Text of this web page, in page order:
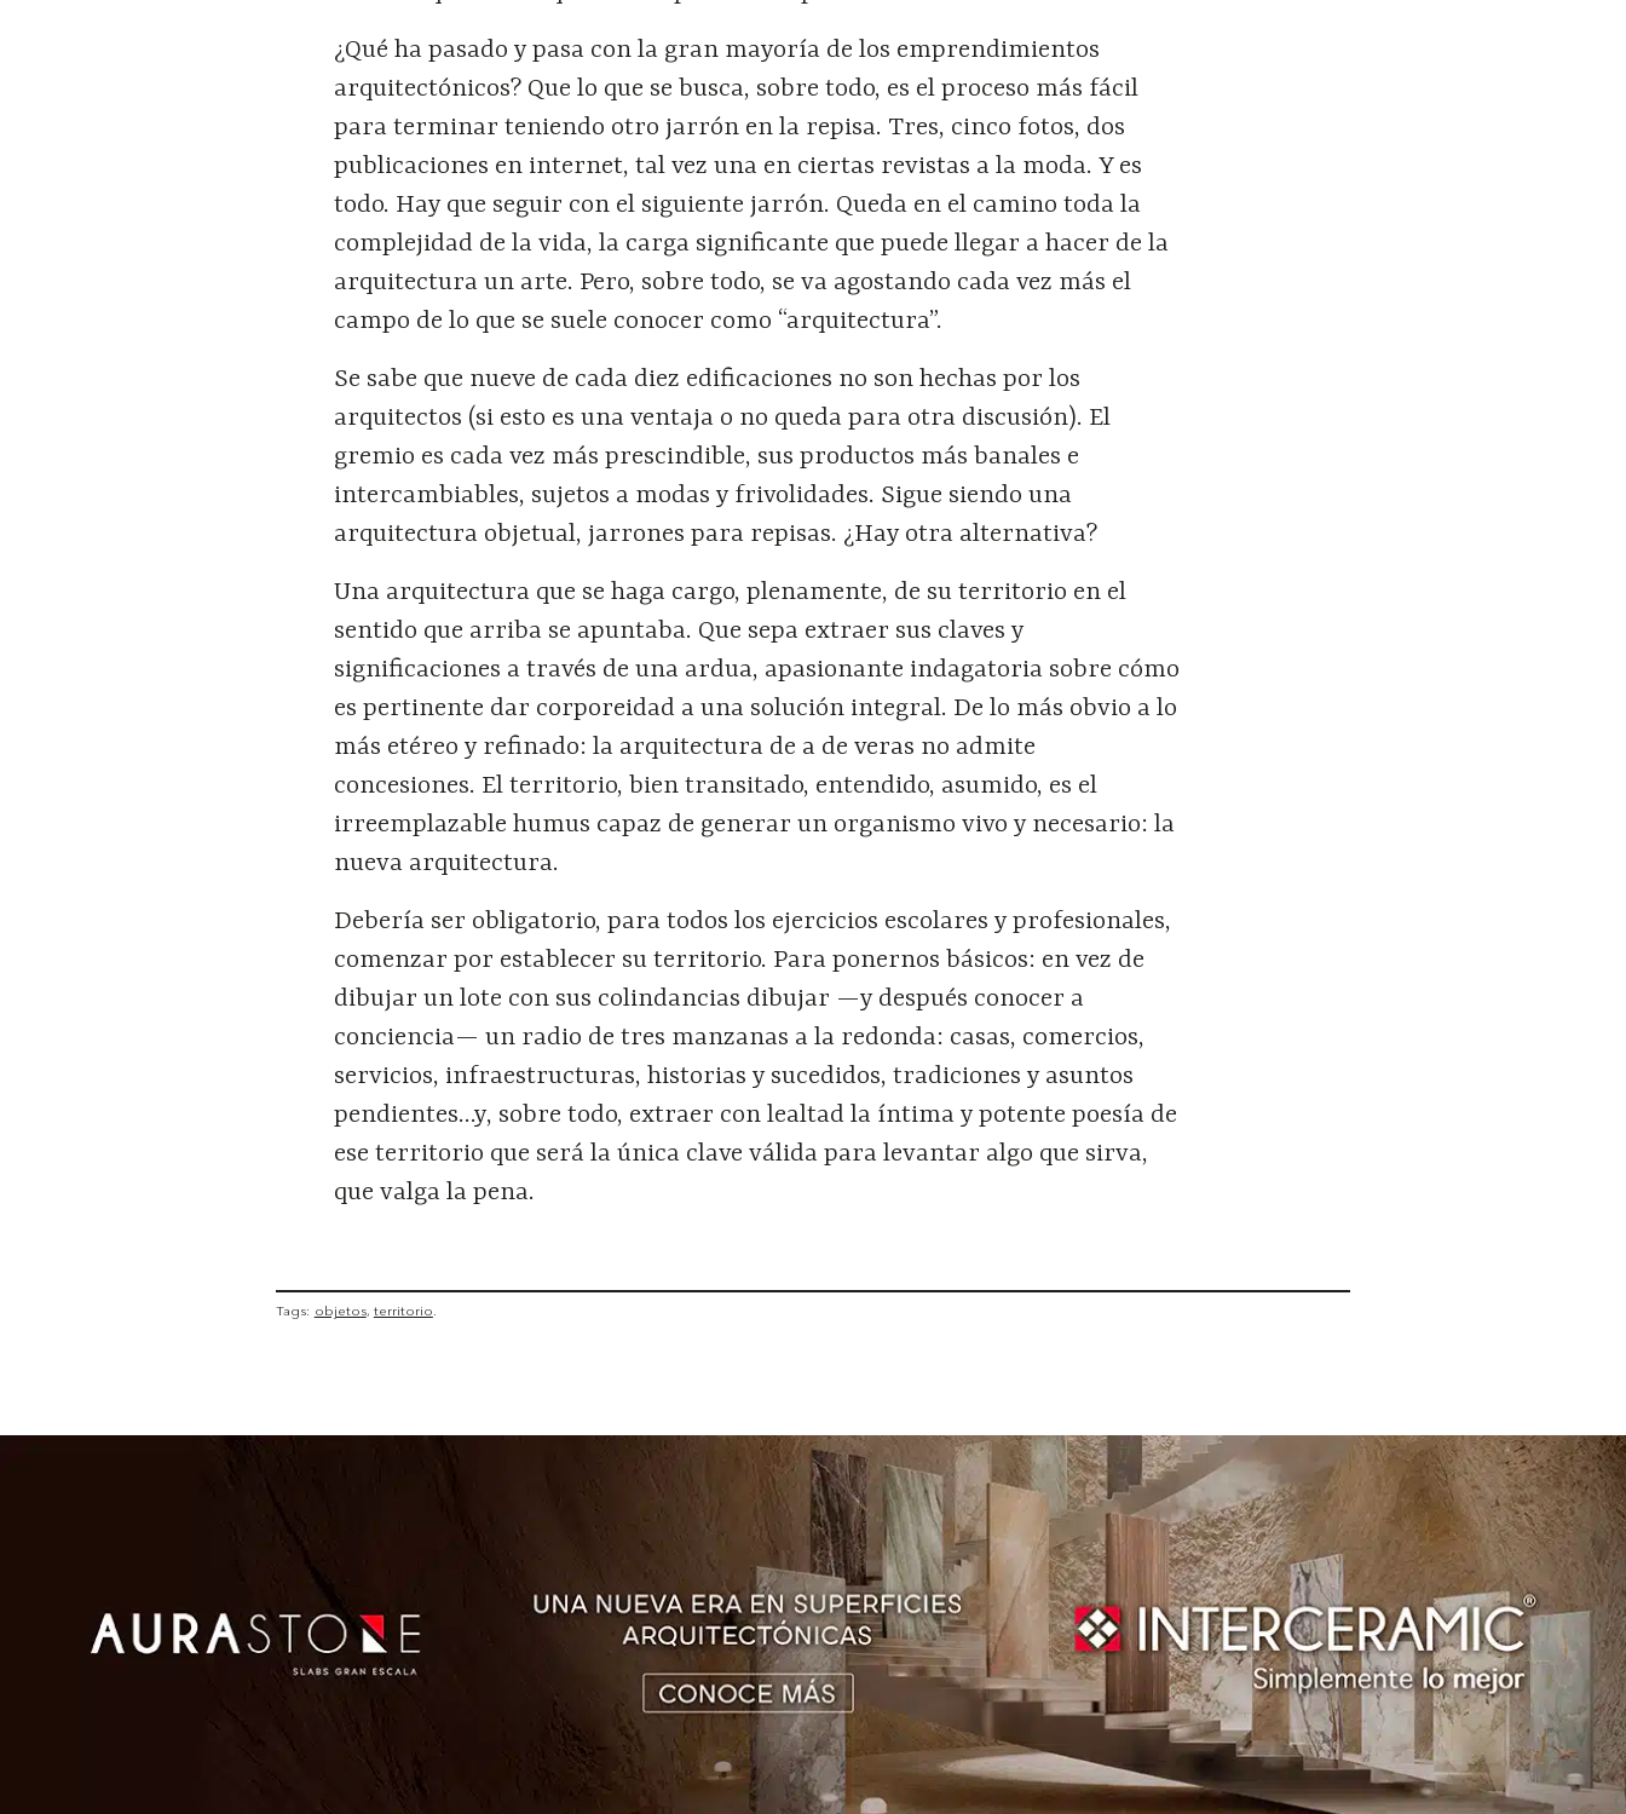
¿Qué ha pasado y pasa con la gran mayoría de los emprendimientos
arquitectónicos? Que lo que se busca, sobre todo, es el proceso más fácil
para terminar teniendo otro jarrón en la repisa. Tres, cinco fotos, dos
publicaciones en internet, tal vez una en ciertas revistas a la moda. Y es
todo. Hay que seguir con el siguiente jarrón. Queda en el camino toda la
complejidad de la vida, la carga significante que puede llegar a hacer de la
arquitectura un arte. Pero, sobre todo, se va agostando cada vez más el
campo de lo que se suele conocer como “arquitectura”.
Se sabe que nueve de cada diez edificaciones no son hechas por los
arquitectos (si esto es una ventaja o no queda para otra discusión). El
gremio es cada vez más prescindible, sus productos más banales e
intercambiables, sujetos a modas y frivolidades. Sigue siendo una
arquitectura objetual, jarrones para repisas. ¿Hay otra alternativa?
Una arquitectura que se haga cargo, plenamente, de su territorio en el
sentido que arriba se apuntaba. Que sepa extraer sus claves y
significaciones a través de una ardua, apasionante indagatoria sobre cómo
es pertinente dar corporeidad a una solución integral. De lo más obvio a lo
más etéreo y refinado: la arquitectura de a de veras no admite
concesiones. El territorio, bien transitado, entendido, asumido, es el
irreemplazable humus capaz de generar un organismo vivo y necesario: la
nueva arquitectura.
Debería ser obligatorio, para todos los ejercicios escolares y profesionales,
comenzar por establecer su territorio. Para ponernos básicos: en vez de
dibujar un lote con sus colindancias dibujar —y después conocer a
conciencia— un radio de tres manzanas a la redonda: casas, comercios,
servicios, infraestructuras, historias y sucedidos, tradiciones y asuntos
pendientes…y, sobre todo, extraer con lealtad la íntima y potente poesía de
ese territorio que será la única clave válida para levantar algo que sirva,
que valga la pena.
Tags: objetos territorio